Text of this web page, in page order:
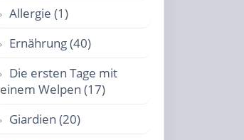
Allergie (1)
Ernährung (40)
Die ersten Tage mit
einem Welpen (17)
Giardien (20)